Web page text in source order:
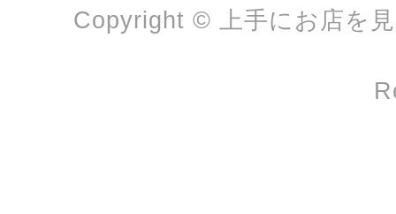
Copyright © 上手にお店を